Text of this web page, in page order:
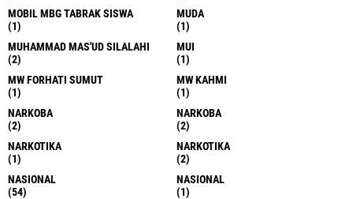
MOBIL MBG TABRAK SISWA
(1)
MUDA
(1)
MUHAMMAD MAS'UD SILALAHI
(2)
MUI
(1)
MW FORHATI SUMUT
(1)
MW KAHMI
(1)
NARKOBA
(2)
NARKOBA
(2)
NARKOTIKA
(1)
NARKOTIKA
(2)
NASIONAL
(54)
NASIONAL
(1)